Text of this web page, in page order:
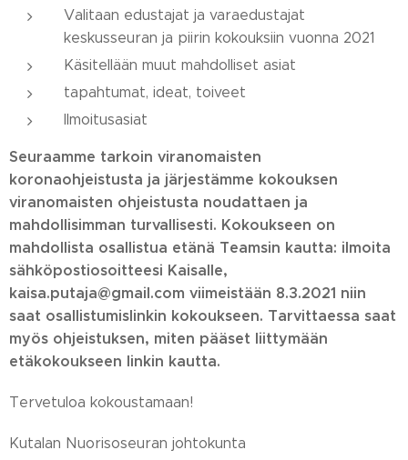
Valitaan edustajat ja varaedustajat
keskusseuran ja piirin kokouksiin vuonna 2021
Käsitellään muut mahdolliset asiat
tapahtumat, ideat, toiveet
Ilmoitusasiat
Seuraamme tarkoin viranomaisten
koronaohjeistusta ja järjestämme kokouksen
viranomaisten ohjeistusta noudattaen ja
mahdollisimman turvallisesti. Kokoukseen on
mahdollista osallistua etänä Teamsin kautta: ilmoita
sähköpostiosoitteesi Kaisalle,
kaisa.putaja@gmail.com viimeistään 8.3.2021 niin
saat osallistumislinkin kokoukseen. Tarvittaessa saat
myös ohjeistuksen, miten pääset liittymään
etäkokoukseen linkin kautta.
Tervetuloa kokoustamaan!
Kutalan Nuorisoseuran johtokunta